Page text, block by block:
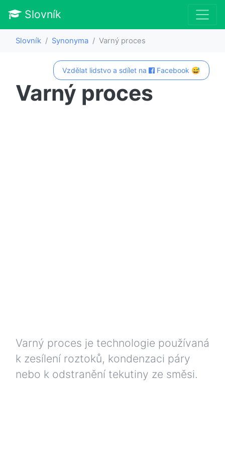
Slovník
Slovník Synonyma Varný proces
Vzdělat lidstvo a sdílet na Facebook 😅
Varný proces
Varný proces je technologie používaná
k zesílení roztoků, kondenzaci páry
nebo k odstranění tekutiny ze směsi.